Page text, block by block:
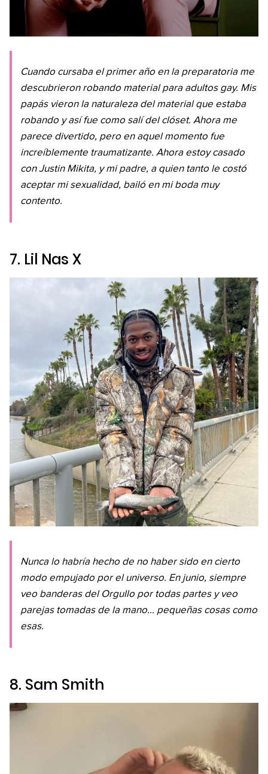
Cuando cursaba el primer año en la preparatoria me
descubrieron robando material para adultos gay. Mis
papás vieron la naturaleza del material que estaba
robando y así fue como salí del clóset. Ahora me
parece divertido, pero en aquel momento fue
increíblemente traumatizante. Ahora estoy casado
con Justin Mikita, y mi padre, a quien tanto le costó
aceptar mi sexualidad, bailó en mi boda muy
contento.
7. Lil Nas X
Nunca lo habría hecho de no haber sido en cierto
modo empujado por el universo. En junio, siempre
veo banderas del Orgullo por todas partes y veo
parejas tomadas de la mano… pequeñas cosas como
esas.
8. Sam Smith